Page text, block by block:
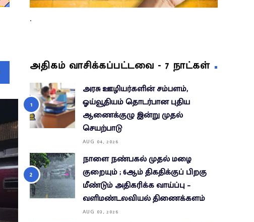
.
அதிகம் வாசிக்கப்பட்டவை - 7 நாட்கள்
அரசு ஊழியர்களின் சம்பளம்,
ஓய்வூதியம் தொடர்பான புதிய
ஆணைக்குழு இன்று முதல்
செயற்பாடு
AUG 04, 2026
நாளை நண்பகல் முதல் மழை
குறையும் ; 6ஆம் திகதிக்குப் பிறகு
மீண்டும் அதிகரிக்க வாய்ப்பு –
வளிமண்டலவியல் திணைக்களம்
AUG 03, 2026